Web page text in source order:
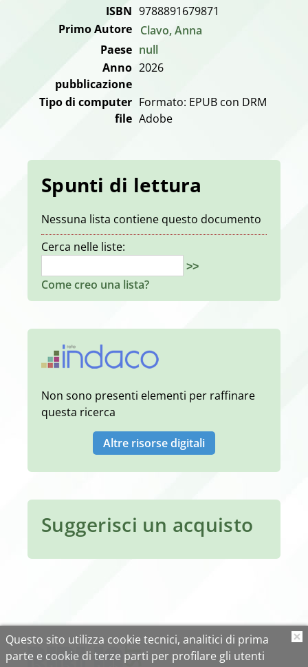
ISBN 9788891679871
Primo Autore Clavo, Anna
Paese null
Anno
pubblicazione
2026
Tipo di computer
file
Formato: EPUB con DRM
Adobe
Spunti di lettura
Nessuna lista contiene questo documento
Cerca nelle liste:
>>
Come creo una lista?
Non sono presenti elementi per raffinare
questa ricerca
Altre risorse digitali
Suggerisci un acquisto
Questo sito utilizza cookie tecnici, analitici di prima
parte e cookie di terze parti per profilare gli utenti